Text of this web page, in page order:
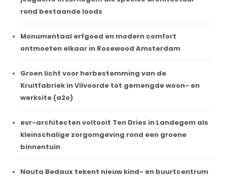
rond bestaande loods
Monumentaal erfgoed en modern comfort
ontmoeten elkaar in Rosewood Amsterdam
Groen licht voor herbestemming van de
Kruitfabriek in Vilvoorde tot gemengde woon- en
werksite (a2o)
evr-architecten voltooit Ten Dries in Landegem als
kleinschalige zorgomgeving rond een groene
binnentuin
Nauta Bedaux tekent nieuw kind- en buurtcentrum